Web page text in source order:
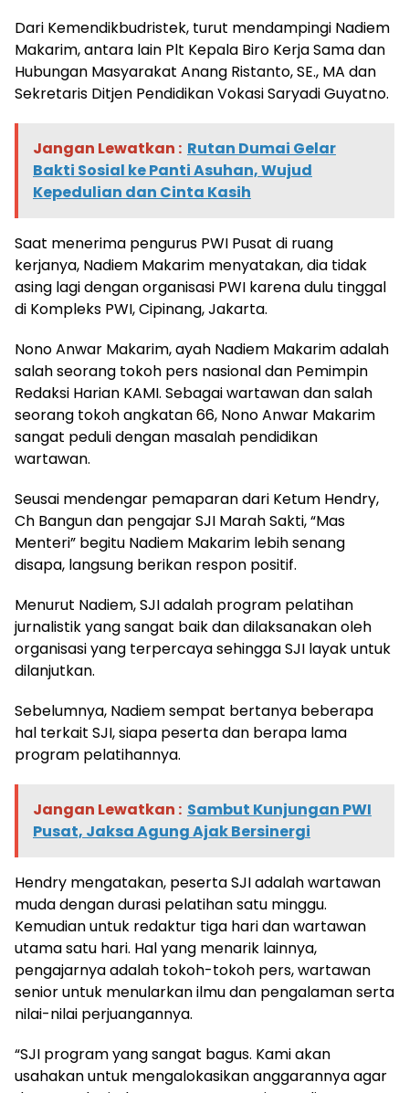
Dari Kemendikbudristek, turut mendampingi Nadiem
Makarim, antara lain Plt Kepala Biro Kerja Sama dan
Hubungan Masyarakat Anang Ristanto, SE., MA dan
Sekretaris Ditjen Pendidikan Vokasi Saryadi Guyatno.
Jangan Lewatkan : Rutan Dumai Gelar
Bakti Sosial ke Panti Asuhan, Wujud
Kepedulian dan Cinta Kasih
Saat menerima pengurus PWI Pusat di ruang
kerjanya, Nadiem Makarim menyatakan, dia tidak
asing lagi dengan organisasi PWI karena dulu tinggal
di Kompleks PWI, Cipinang, Jakarta.
Nono Anwar Makarim, ayah Nadiem Makarim adalah
salah seorang tokoh pers nasional dan Pemimpin
Redaksi Harian KAMI. Sebagai wartawan dan salah
seorang tokoh angkatan 66, Nono Anwar Makarim
sangat peduli dengan masalah pendidikan
wartawan.
Seusai mendengar pemaparan dari Ketum Hendry,
Ch Bangun dan pengajar SJI Marah Sakti, “Mas
Menteri” begitu Nadiem Makarim lebih senang
disapa, langsung berikan respon positif.
Menurut Nadiem, SJI adalah program pelatihan
jurnalistik yang sangat baik dan dilaksanakan oleh
organisasi yang terpercaya sehingga SJI layak untuk
dilanjutkan.
Sebelumnya, Nadiem sempat bertanya beberapa
hal terkait SJI, siapa peserta dan berapa lama
program pelatihannya.
Jangan Lewatkan : Sambut Kunjungan PWI
Pusat, Jaksa Agung Ajak Bersinergi
Hendry mengatakan, peserta SJI adalah wartawan
muda dengan durasi pelatihan satu minggu.
Kemudian untuk redaktur tiga hari dan wartawan
utama satu hari. Hal yang menarik lainnya,
pengajarnya adalah tokoh-tokoh pers, wartawan
senior untuk menularkan ilmu dan pengalaman serta
nilai-nilai perjuangannya.
“SJI program yang sangat bagus. Kami akan
usahakan untuk mengalokasikan anggarannya agar